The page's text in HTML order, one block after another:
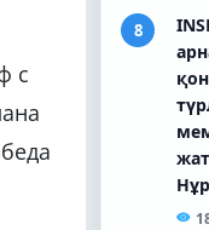
с